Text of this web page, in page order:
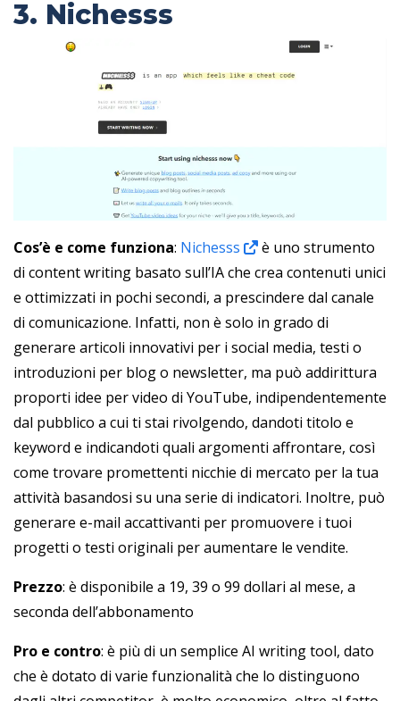
3. Nichesss
Cos’è e come funziona: Nichesss
è uno strumento
di content writing basato sull’IA che crea contenuti unici
e ottimizzati in pochi secondi, a prescindere dal canale
di comunicazione. Infatti, non è solo in grado di
generare articoli innovativi per i social media, testi o
introduzioni per blog o newsletter, ma può addirittura
proporti idee per video di YouTube, indipendentemente
dal pubblico a cui ti stai rivolgendo, dandoti titolo e
keyword e indicandoti quali argomenti affrontare, così
come trovare promettenti nicchie di mercato per la tua
attività basandosi su una serie di indicatori. Inoltre, può
generare e-mail accattivanti per promuovere i tuoi
progetti o testi originali per aumentare le vendite.
Prezzo: è disponibile a 19, 39 o 99 dollari al mese, a
seconda dell’abbonamento
Pro e contro: è più di un semplice AI writing tool, dato
che è dotato di varie funzionalità che lo distinguono